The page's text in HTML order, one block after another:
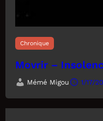
Chronique
Movrir –
Mémé Migou 1/17/